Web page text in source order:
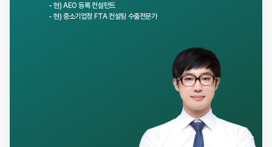
- 현) AEO 등록 컨설턴트
- 현) 중소기업청 FTA 컨설팅 수출전문가